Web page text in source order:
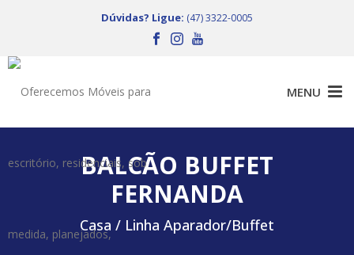
Dúvidas? Ligue: (47) 3322-0005
BALCÃO BUFFET
FERNANDA
Casa / Linha Aparador/Buffet